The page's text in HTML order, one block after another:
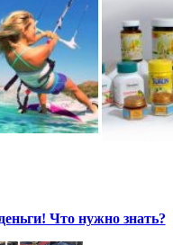
Что нужно знать?